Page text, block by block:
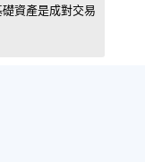
資產是成對交易